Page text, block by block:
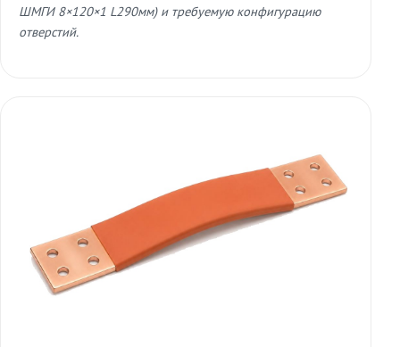
ШМГИ 8×120×1 L290мм) и требуемую конфигурацию
отверстий.